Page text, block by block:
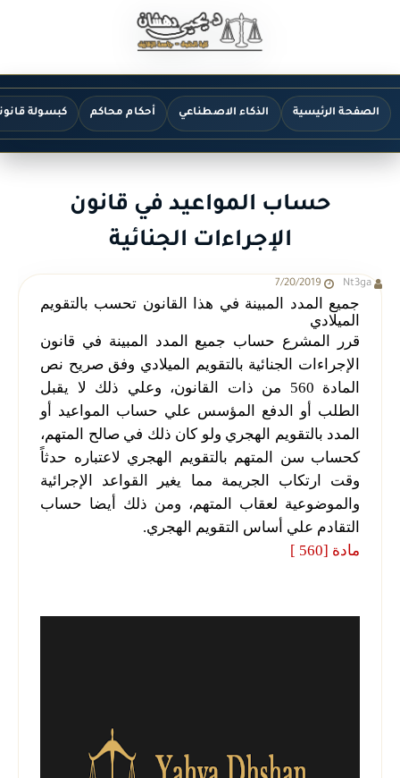
الصفحة الرئيسية الذكاء الاصطناعي أحكام محاكم كبسولة
حساب المواعيد في قانون
الإجراءات الجنائية
Nt3ga
7/20/2019
جميع المدد المبينة في هذا القانون تحسب بالتقويم
الميلادي
قرر المشرع حساب جميع المدد المبينة في قانون
الإجراءات الجنائية بالتقويم الميلادي وفق صريح نص
المادة 560 من ذات القانون، وعلي ذلك لا يقبل
الطلب أو الدفع المؤسس علي حساب المواعيد أو
المدد بالتقويم الهجري ولو كان ذلك في صالح المتهم،
كحساب سن المتهم بالتقويم الهجري لاعتباره حدثاً
وقت ارتكاب الجريمة مما يغير القواعد الإجرائية
والموضوعية لعقاب المتهم، ومن ذلك أيضا حساب
التقادم علي أساس التقويم الهجري.
مادة [560 ]